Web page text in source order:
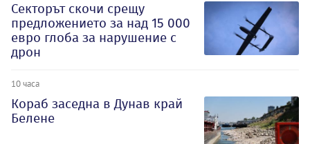
Секторът скочи срещу
предложението за над 15 000
евро глоба за нарушение с
дрон
10 часа
Кораб заседна в Дунав край
Белене